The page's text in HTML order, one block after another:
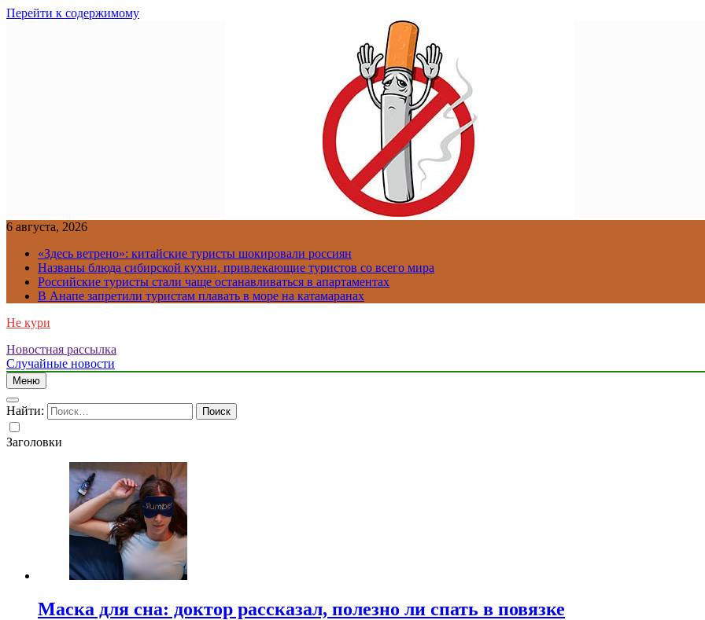
Перейти к содержимому
6 августа, 2026
«Здесь ветрено»: китайские туристы шокировали россиян
Названы блюда сибирской кухни, привлекающие туристов со всего мира
Российские туристы стали чаще останавливаться в апартаментах
В Анапе запретили туристам плавать в море на катамаранах
Не кури
Новостная рассылка
Случайные новости
Меню
Найти:
Заголовки
Маска для сна: доктор рассказал, полезно ли спать в повязке